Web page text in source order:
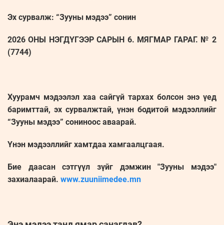
Эх сурвалж: “Зууны мэдээ” сонин
2026 ОНЫ НЭГДҮГЭЭР САРЫН 6. МЯГМАР ГАРАГ. № 2
(7744)
Хуурамч мэдээлэл хаа сайгүй тархах болсон энэ үед
баримттай, эх сурвалжтай, үнэн бодитой мэдээллийг
“Зууны мэдээ” сониноос аваарай.
Үнэн мэдээллийг хамтдаа хамгаалцгаая.
Бие даасан сэтгүүл зүйг дэмжин "Зууны мэдээ"
захиалаарай. www.zuuniimedee.mn